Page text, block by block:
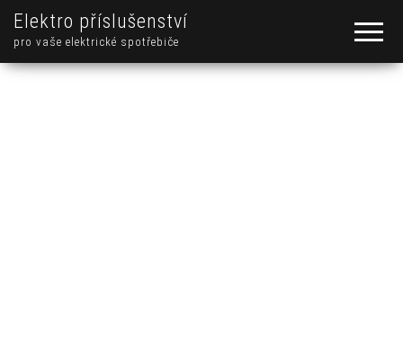
Elektro příslušenství
pro vaše elektrické spotřebiče